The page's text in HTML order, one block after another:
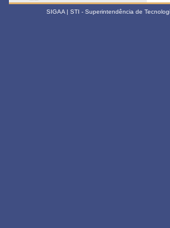
SIGAA | STI - Superintendência de